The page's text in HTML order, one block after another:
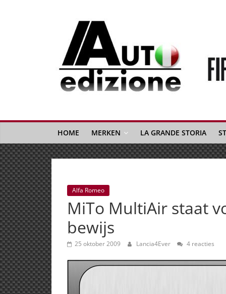
Auto
Edizione
La
Gazetta
dell'Automobile
Italiana
|
Italiaans
autonieuws
&
lifestyle
HOME MERKEN LA GRANDE STORIA
Alfa Romeo
MiTo MultiAir staat
bewijs
25 oktober 2009 Lancia4Ever 4 reacties